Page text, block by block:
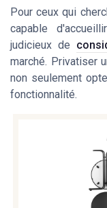
Pour ceux qui
capable
judicieux de
marché. Privatiser
non seulement
fonctionnalité.